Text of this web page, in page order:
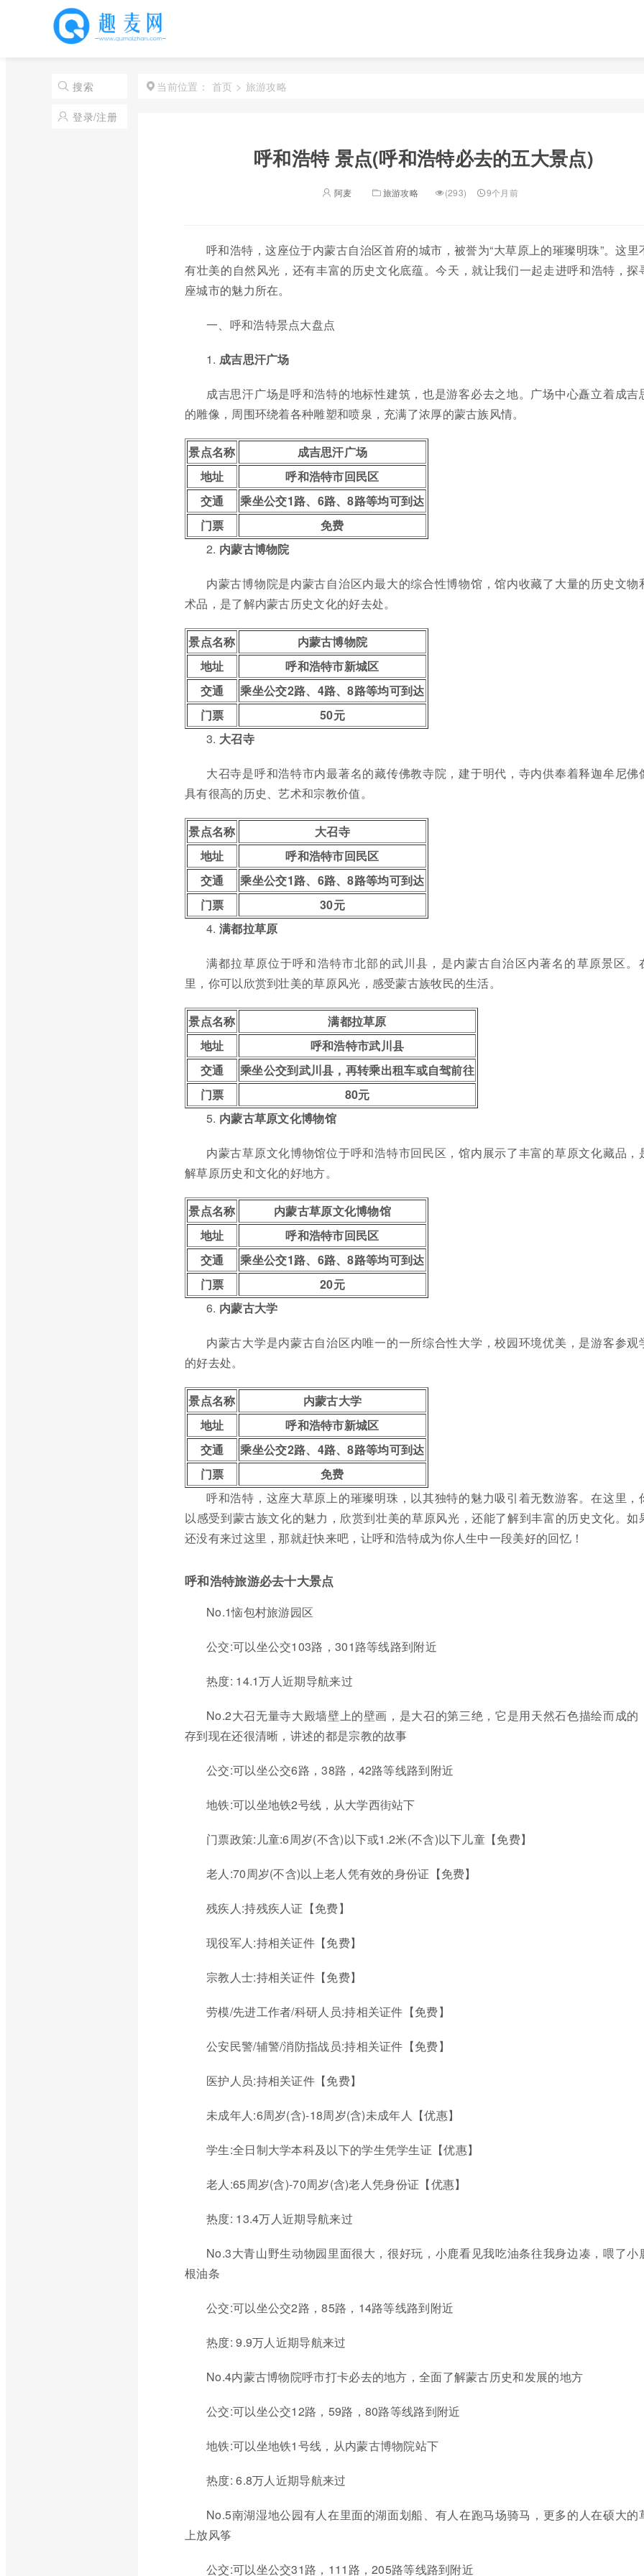
搜索
登录/注册
当前位置： 首页 > 旅游攻略
呼和浩特 景点(呼和浩特必去的五大景点)
阿麦 旅游攻略 (293) 9个月前
呼和浩特，这座位于内蒙古自治区首府的城市，被誉为“大草原上的璀璨明珠”。这里
有壮美的自然风光，还有丰富的历史文化底蕴。今天，就让我们一起走进呼和浩特，探
座城市的魅力所在。
一、呼和浩特景点大盘点
1. 成吉思汗广场
成吉思汗广场是呼和浩特的地标性建筑，也是游客必去之地。广场中心矗立着成吉
的雕像，周围环绕着各种雕塑和喷泉，充满了浓厚的蒙古族风情。
景点名称
成吉思汗广场
地址
呼和浩特市回民区
交通
乘坐公交1路、6路、8路等均可到达
门票
免费
2. 内蒙古博物院
内蒙古博物院是内蒙古自治区内最大的综合性博物馆，馆内收藏了大量的历史文物
术品，是了解内蒙古历史文化的好去处。
景点名称
内蒙古博物院
地址
呼和浩特市新城区
交通
乘坐公交2路、4路、8路等均可到达
门票
50元
3. 大召寺
大召寺是呼和浩特市内最著名的藏传佛教寺院，建于明代，寺内供奉着释迦牟尼佛
具有很高的历史、艺术和宗教价值。
景点名称
大召寺
地址
呼和浩特市回民区
交通
乘坐公交1路、6路、8路等均可到达
门票
30元
4. 满都拉草原
满都拉草原位于呼和浩特市北部的武川县，是内蒙古自治区内著名的草原景区。
里，你可以欣赏到壮美的草原风光，感受蒙古族牧民的生活。
景点名称
满都拉草原
地址
呼和浩特市武川县
交通
乘坐公交到武川县，再转乘出租车或自驾前往
门票
80元
5. 内蒙古草原文化博物馆
内蒙古草原文化博物馆位于呼和浩特市回民区，馆内展示了丰富的草原文化藏品，
解草原历史和文化的好地方。
景点名称
内蒙古草原文化博物馆
地址
呼和浩特市回民区
交通
乘坐公交1路、6路、8路等均可到达
门票
20元
6. 内蒙古大学
内蒙古大学是内蒙古自治区内唯一的一所综合性大学，校园环境优美，是游客参观
的好去处。
景点名称
内蒙古大学
地址
呼和浩特市新城区
交通
乘坐公交2路、4路、8路等均可到达
门票
免费
呼和浩特，这座大草原上的璀璨明珠，以其独特的魅力吸引着无数游客。在这里，
以感受到蒙古族文化的魅力，欣赏到壮美的草原风光，还能了解到丰富的历史文化。如
还没有来过这里，那就赶快来吧，让呼和浩特成为你人生中一段美好的回忆！
呼和浩特旅游必去十大景点
No.1恼包村旅游园区
公交:可以坐公交103路，301路等线路到附近
热度: 14.1万人近期导航来过
No.2大召无量寺大殿墙壁上的壁画，是大召的第三绝，它是用天然石色描绘而成的
存到现在还很清晰，讲述的都是宗教的故事
公交:可以坐公交6路，38路，42路等线路到附近
地铁:可以坐地铁2号线，从大学西街站下
门票政策:儿童:6周岁(不含)以下或1.2米(不含)以下儿童【免费】
老人:70周岁(不含)以上老人凭有效的身份证【免费】
残疾人:持残疾人证【免费】
现役军人:持相关证件【免费】
宗教人士:持相关证件【免费】
劳模/先进工作者/科研人员:持相关证件【免费】
公安民警/辅警/消防指战员:持相关证件【免费】
医护人员:持相关证件【免费】
未成年人:6周岁(含)-18周岁(含)未成年人【优惠】
学生:全日制大学本科及以下的学生凭学生证【优惠】
老人:65周岁(含)-70周岁(含)老人凭身份证【优惠】
热度: 13.4万人近期导航来过
No.3大青山野生动物园里面很大，很好玩，小鹿看见我吃油条往我身边凑，喂了小
根油条
公交:可以坐公交2路，85路，14路等线路到附近
热度: 9.9万人近期导航来过
No.4内蒙古博物院呼市打卡必去的地方，全面了解蒙古历史和发展的地方
公交:可以坐公交12路，59路，80路等线路到附近
地铁:可以坐地铁1号线，从内蒙古博物院站下
热度: 6.8万人近期导航来过
No.5南湖湿地公园有人在里面的湖面划船、有人在跑马场骑马，更多的人在硕大的
上放风筝
公交:可以坐公交31路，111路，205路等线路到附近